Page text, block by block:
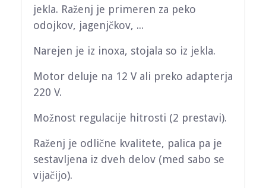
jekla. Raženj je primeren za peko
odojkov, jagenjčkov, ...
Narejen je iz inoxa, stojala so iz jekla.
Motor deluje na 12 V ali preko adapterja
220 V.
Možnost regulacije hitrosti (2 prestavi).
Raženj je odlične kvalitete, palica pa je
sestavljena iz dveh delov (med sabo se
vijačijo).